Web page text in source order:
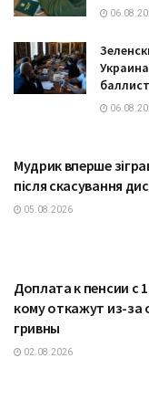
Мудрик вперше
після скасування
05.08.2026
Доплата к пенсии с
кому откажут из-за
гривны
02.08.2026